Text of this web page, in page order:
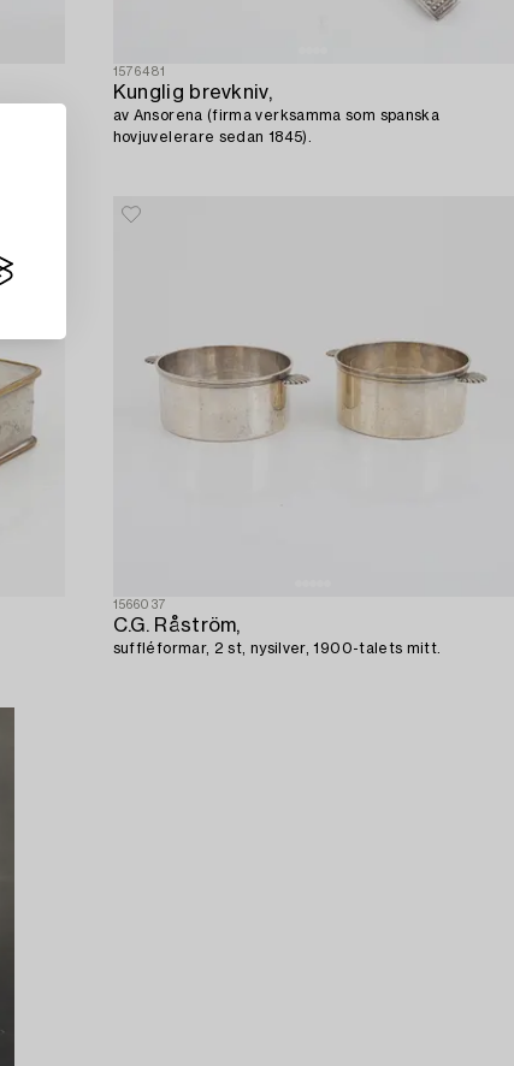
1576481
Kunglig brevkniv,
av Ansorena (firma verksamma som spanska
hovjuvelerare sedan 1845).
1566037
C.G. Råström,
suffléformar, 2 st, nysilver, 1900-talets mitt.